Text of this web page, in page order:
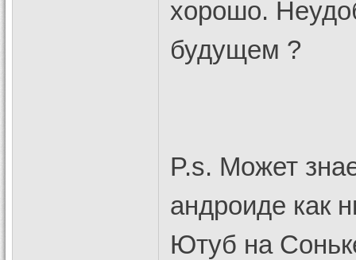
хорошо.
будущем ?
P.s. Может
андроиде как
Ютуб на